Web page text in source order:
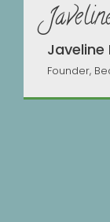
Javeline
Founder,